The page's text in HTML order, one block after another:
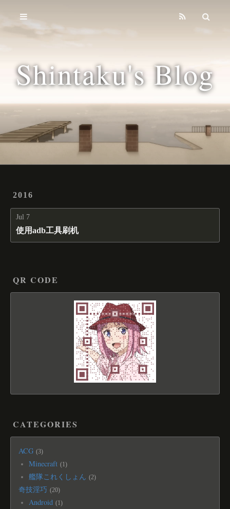
Shintaku's Blog
2016
Jul 7
使用adb工具刷机
QR CODE
CATEGORIES
ACG 3
Minecraft 1
艦隊これくしょん 2
奇技淫巧 20
Android 1
Home
Archives